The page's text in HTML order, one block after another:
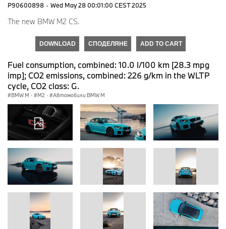
P90600898 · Wed May 28 00:01:00 CEST 2025
The new BMW M2 CS.
DOWNLOAD СПОДЕЛЯНЕ ADD TO CART
Fuel consumption, combined: 10.0 l/100 km [28.3 mpg
imp]; CO2 emissions, combined: 226 g/km in the WLTP
cycle, CO2 class: G.
BMW M · M2 · Автомобили BMW M